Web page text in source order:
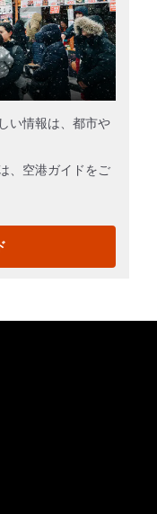
い情報は、都市や
、空港ガイドをご